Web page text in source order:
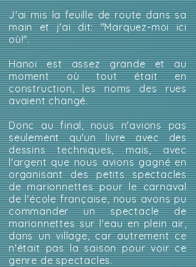
J'ai mis la feuille de route dans sa
main et j'ai dit: "Marquez-moi ici
où!".
Hanoi est assez grande et au
moment où tout était en
construction, les noms des rues
avaient changé.
Donc au final, nous n'avions pas
seulement qu'un livre avec des
dessins techniques, mais, avec
l'argent que nous avions gagné en
organisant des petits spectacles
de marionnettes pour le carnaval
de l'école française, nous avons pu
commander un spectacle de
marionnettes sur l'eau en plein air,
dans un village, car autrement ce
n'était pas la saison pour voir ce
genre de spectacles.